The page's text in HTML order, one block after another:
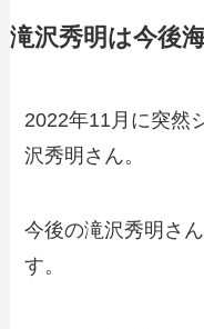
滝沢秀明は今後
2022年11月に突然
沢秀明さん。
今後の滝沢秀明さ
す。